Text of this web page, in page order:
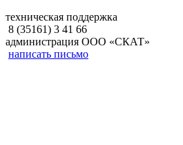
техническая поддержка
8 (35161) 3 41 66
администрация ООО «СКАТ»
написать письмо